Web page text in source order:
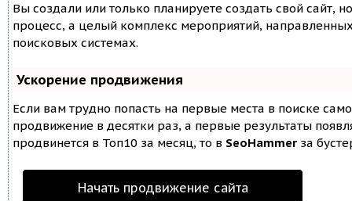
Вы создали или только планируете создать свой сайт,
процесс, а целый комплекс мероприятий,
поисковых системах.
Ускорение продвижения
Если вам трудно попасть на первые места в поиске
продвижение в десятки раз, а первые результаты
продвинется в Топ10 за месяц, то в SeoHammer за
Начать продвижение сайта